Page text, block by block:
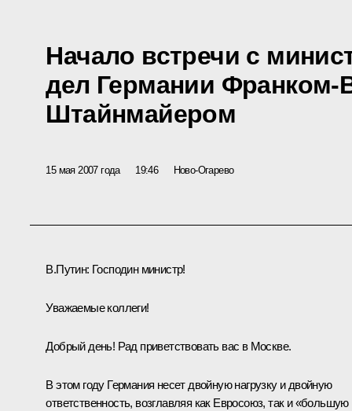
Начало встречи с
дел Германии Франком-
Штайнмайером
15 мая 2007 года 19:46 Ново-Огарево
В.Путин: Господин министр!
Уважаемые коллеги!
Добрый день! Рад приветствовать вас в Москве.
В этом году Германия несет двойную нагрузку и двойную
ответственность, возглавляя как Евросоюз, так и «большую